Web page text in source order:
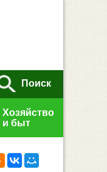
Поиск
Хозяйство
и быт